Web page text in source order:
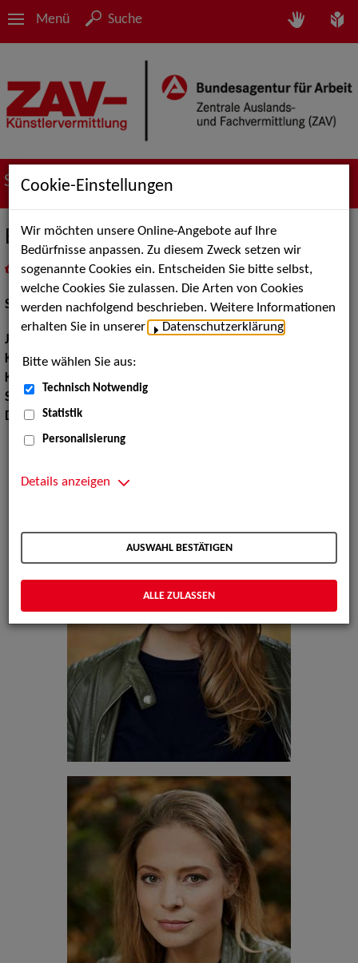
Menü Suche
Suche nach Künstler*innen
Eveline Suter
als PDF speichern
inMeine Merklistelegen
Schauspiel:Film und TV
Jahrgang:
Körpergröße:164 cm
Konfektionsgröße:
Sprachen:
Englisch, Italienisch, Französisch
Dialekte:Schweizerdeutsch
Cookie-Einstellungen
Wir möchten unsere Online-Angebote auf Ihre
Bedürfnisse anpassen. Zu diesem Zweck setzen wir
sogenannte Cookies ein. Entscheiden Sie bitte selbst,
welche Cookies Sie zulassen. Die Arten von Cookies
werden nachfolgend beschrieben. Weitere Informationen
erhalten Sie in unserer
Datenschutzerklärung
Bitte wählen Sie aus:
Technisch Notwendig
Statistik
Personalisierung
Details anzeigen
AUSWAHL BESTÄTIGEN
ALLE ZULASSEN